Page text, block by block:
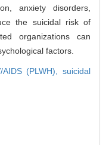
anxiety disorders,
the suicidal risk of
organizations can
factors.
AIDS (PLWH),suicidal